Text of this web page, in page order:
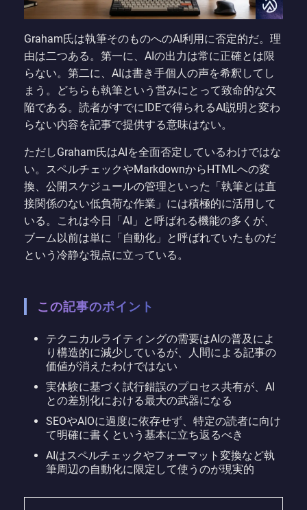
Graham氏は執筆そのものへのAI利用に否定的だ。理
由は二つある。第一に、AIの出力は常に正確とは限
らない。第二に、AIは書き手個人の声を希釈してし
まう。どちらも執筆という営みにとって致命的な欠
陥である。読者がすでにIDEで得られるAI説明と変わ
らない内容を記事で提供する意味はない。
ただしGraham氏はAIを全面否定しているわけではな
い。スペルチェックやMarkdownからHTMLへの変
換、公開スケジュールの管理といった「執筆とは直
接関係のない低負荷な作業」には積極的に活用して
いる。これは今日「AI」と呼ばれる機能の多くが、
ブーム以前は単に「自動化」と呼ばれていたものだ
という冷静な視点に立っている。
この記事のポイント
テクニカルライティングの需要はAIの普及によ
り構造的に減少しているが、人間による記事の
価値が消えたわけではない
実体験に基づく試行錯誤のプロセス共有が、AI
との差別化における最大の武器になる
SEOやAIOに過度に依存せず、特定の読者に向け
て明確に書くという基本に立ち返るべき
AIはスペルチェックやフォーマット変換など執
筆周辺の自動化に限定して使うのが現実的